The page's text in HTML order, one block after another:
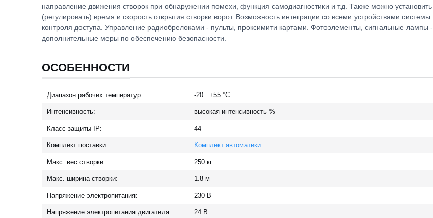
направление движения створок при обнаружении помехи, функция самодиагностики и т.д. Также можно установить
(регулировать) время и скорость открытия створки ворот. Возможность интеграции со всеми устройствами системы
контроля доступа. Управление радиобрелоками - пульты, проксимити картами. Фотоэлементы, сигнальные лампы -
дополнительные меры по обеспечению безопасности.
ОСОБЕННОСТИ
Диапазон рабочих температур: -20...+55 °C
Интенсивность: высокая интенсивность %
Класс защиты IP: 44
Комплект поставки: Комплект автоматики
Макс. вес створки: 250 кг
Макс. ширина створки: 1.8 м
Напряжение электропитания: 230 В
Напряжение электропитания двигателя: 24 В